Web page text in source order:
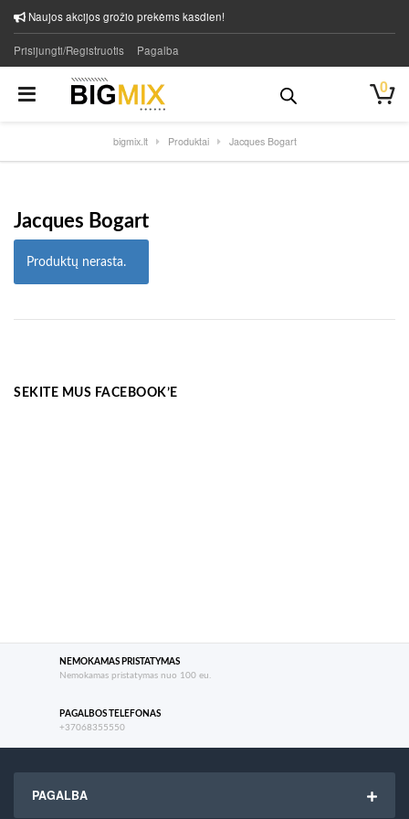
Naujos akcijos grožio prekėms kasdien!
Prisijungti/Registruotis Pagalba
0
bigmix.lt Produktai Jacques Bogart
Jacques Bogart
Produktų nerasta.
SEKITE MUS FACEBOOK’E
NEMOKAMAS PRISTATYMAS
Nemokamas pristatymas nuo 100 eu.
PAGALBOS TELEFONAS
+37068355550
PAGALBA